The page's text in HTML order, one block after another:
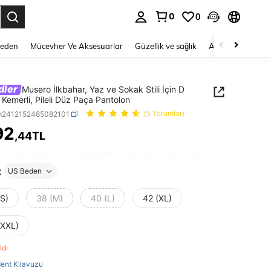
0 0
Mücevher Ve Aksesuarlar Güzellik ve sağlık Ayakkabı
Musero İlkbahar, Yaz ve Sokak Stili İçin D
Kemerli, Pileli Düz Paça Pantolon
(5 Yorumlar)
AND AVAILABILITY
,44TL
US Beden
38 (M) 40 (L) 42 (XL)
Kılavuzu